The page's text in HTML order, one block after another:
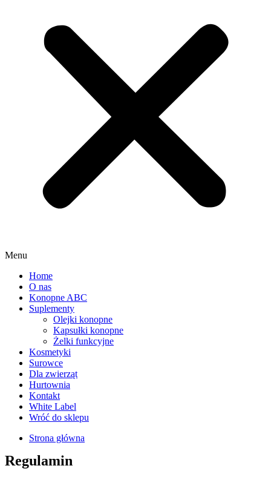
Menu
Home
O nas
Konopne ABC
Suplementy
Olejki konopne
Kapsułki konopne
Żelki funkcyjne
Kosmetyki
Surowce
Dla zwierząt
Hurtownia
Kontakt
White Label
Wróć do sklepu
Strona główna
Regulamin